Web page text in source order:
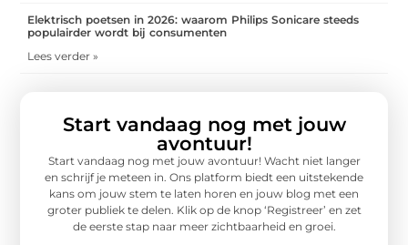
Elektrisch poetsen in 2026: waarom Philips Sonicare steeds
populairder wordt bij consumenten
Lees verder »
Start vandaag nog met jouw
avontuur!
Start vandaag nog met jouw avontuur! Wacht niet langer
en schrijf je meteen in. Ons platform biedt een uitstekende
kans om jouw stem te laten horen en jouw blog met een
groter publiek te delen. Klik op de knop ‘Registreer’ en zet
de eerste stap naar meer zichtbaarheid en groei.